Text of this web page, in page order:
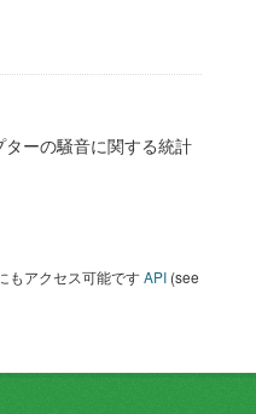
ーの騒音に関する統計
もアクセス可能ですAPI (see